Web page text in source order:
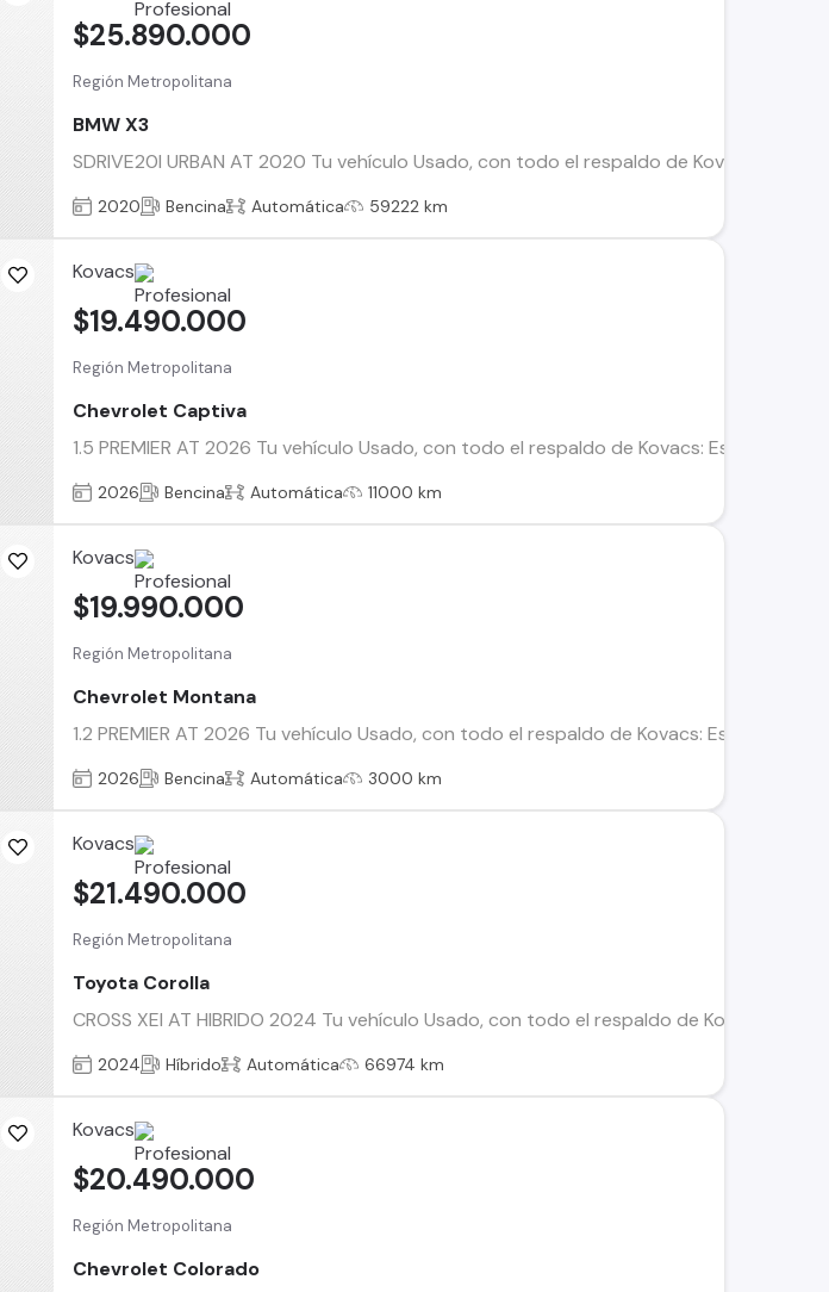
Región Metropolitana
BMW X3
SDRIVE20I URBAN AT 2020 Tu vehículo Usado, con todo el respaldo de Kovacs:
$25.890.000
2020 Bencina Automática 59222 km
Kovacs
Región Metropolitana
Chevrolet Captiva
1.5 PREMIER AT 2026 Tu vehículo Usado, con todo el respaldo de Kovacs: Este
$19.490.000
2026 Bencina Automática 11000 km
Kovacs
Región Metropolitana
Chevrolet Montana
1.2 PREMIER AT 2026 Tu vehículo Usado, con todo el respaldo de Kovacs: Este
$19.990.000
2026 Bencina Automática 3000 km
Kovacs
Región Metropolitana
Toyota Corolla
CROSS XEI AT HIBRIDO 2024 Tu vehículo Usado, con todo el respaldo de Kovacs:
$21.490.000
2024 Híbrido Automática 66974 km
Kovacs
Región Metropolitana
Chevrolet Colorado
$20.490.000